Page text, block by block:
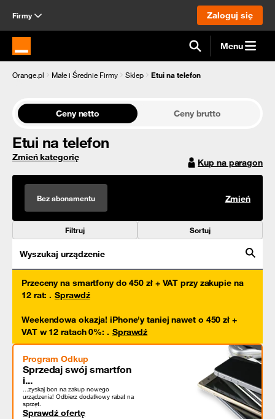
Firmy Zaloguj się
Strona główna Orange.pl Menu
Orange.pl Małe i Średnie Firmy Sklep Etui na telefon
Ceny netto Ceny brutto
Etui na telefon
Zmień kategorię Kup na paragon
Bez abonamentu Zmień
Filtruj Sortuj
Wyszukaj urządzenie
Przeceny na smartfony do 450 zł + VAT przy zakupie na
12 rat: . Sprawdź
Weekendowa okazja! iPhone'y taniej nawet o 450 zł +
VAT w 12 ratach 0%: . Sprawdź
Program Odkup
Sprzedaj swój smartfon
i...
...zyskaj bon na zakup nowego
urządzenia! Odbierz dodatkowy rabat na
sprzęt.
Sprawdź ofertę